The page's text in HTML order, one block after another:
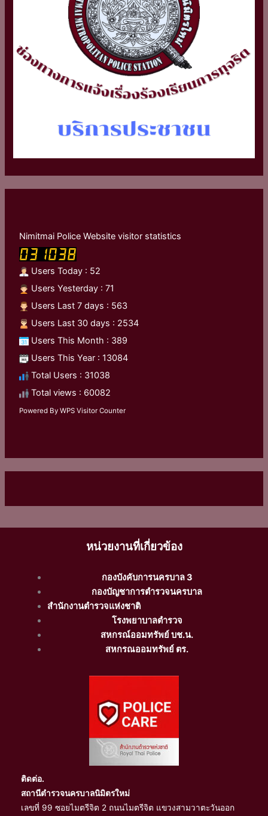
Nimitmai Police Website visitor statistics
Users Today : 52
Users Yesterday : 71
Users Last 7 days : 563
Users Last 30 days : 2534
Users This Month : 389
Users This Year : 13084
Total Users : 31038
Total views : 60082
Powered ByWPS Visitor Counter
หน่วยงานที่เกี่ยวข้อง
กองบังคับการนครบาล 3
กองบัญชาการตำรวจนครบาล
สำนักงานตำรวจแห่งชาติ
โรงพยาบาลตำรวจ
สหกรณ์ออมทรัพย์ บช.น.
สหกรณออมทรัพย์ ตร.
ติดต่อ.
สถานีตำรวจนครบาลนิมิตรใหม่
เลขที่ 99 ซอยไมตรีจิต 2 ถนนไมตรีจิต แขวงสามวาตะวันออก